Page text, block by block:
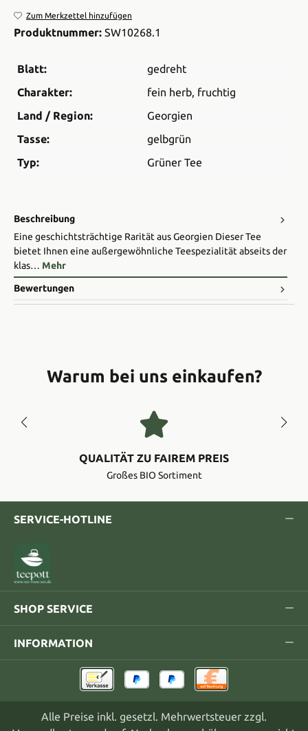
Zum Merkzettel hinzufügen
Produktnummer: SW10268.1
Blatt:
gedreht
Charakter:
fein herb, fruchtig
Land / Region:
Georgien
Tasse:
gelbgrün
Typ:
Grüner Tee
Beschreibung
Eine geschichtsträchtige Rarität aus Georgien Dieser Tee
bietet Ihnen eine außergewöhnliche Teespezialität abseits der
klas… Mehr
Bewertungen
Warum bei uns einkaufen?
QUALITÄT ZU FAIREM PREIS
Großes BIO Sortiment
SERVICE-HOTLINE
SHOP SERVICE
INFORMATION
Alle Preise inkl. gesetzl. Mehrwertsteuer zzgl.